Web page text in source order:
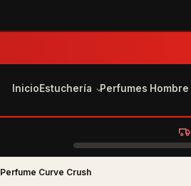
InicioEstuchería Perfumes Hombre
Perfume Curve Crush